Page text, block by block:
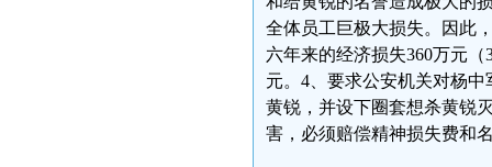
全体员工巨极大损失。因此
六年来的经济损失360万元
元。4、要求公安机关对杨
黄锐，并设下圈套想杀黄锐
害，必须赔偿精神损失费和